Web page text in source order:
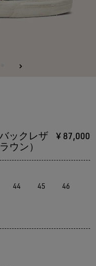
ックレザ
ウン）
¥ 87,000
44 45 46